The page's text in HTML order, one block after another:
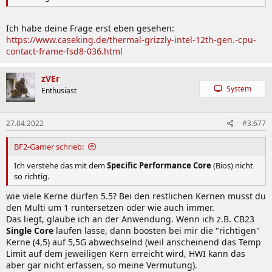
Ich habe deine Frage erst eben gesehen:
https://www.caseking.de/thermal-grizzly-intel-12th-gen.-cpu-
contact-frame-fsd8-036.html
zVEr
Enthusiast System
27.04.2022 #3.677
BF2-Gamer schrieb:
Ich verstehe das mit demSpecific Performance Core (Bios) nicht
so richtig.
wie viele Kerne dürfen 5.5? Bei den restlichen Kernen musst du
den Multi um 1 runtersetzen oder wie auch immer.
Das liegt, glaube ich an der Anwendung. Wenn ich z.B. CB23
Single Core laufen lasse, dann boosten bei mir die "richtigen"
Kerne (4,5) auf 5,5G abwechselnd (weil anscheinend das Temp
Limit auf dem jeweiligen Kern erreicht wird, HWI kann das
aber gar nicht erfassen, so meine Vermutung).